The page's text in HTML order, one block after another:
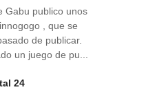
Gabu publico unos
, que se
de publicar.
un juego de pu...
24